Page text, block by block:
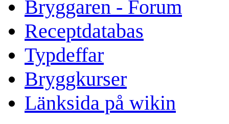
Bryggaren - Forum
Receptdatabas
Typdeffar
Bryggkurser
Länksida på wikin